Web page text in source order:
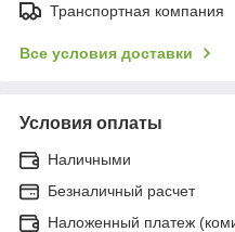
Транспортная компания
Все условия доставки
Условия оплаты
Наличными
Безналичный расчет
Наложенный платеж